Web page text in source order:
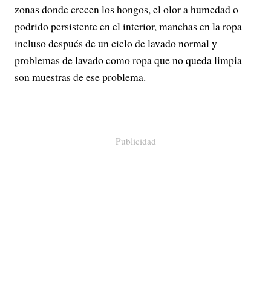
zonas donde crecen los hongos, el olor a humedad o
podrido persistente en el interior, manchas en la ropa
incluso después de un ciclo de lavado normal y
problemas de lavado como ropa que no queda limpia
son muestras de ese problema.
Publicidad